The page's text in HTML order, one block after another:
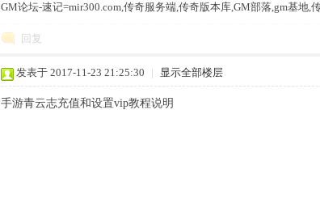
GM论坛-速记=mir300.com,传奇服务端,传奇版本库,GM部落,gm基地,
回复
发表于 2017-11-23 21:25:30 | 显示全部楼层
手游青云志充值和设置vip教程说明